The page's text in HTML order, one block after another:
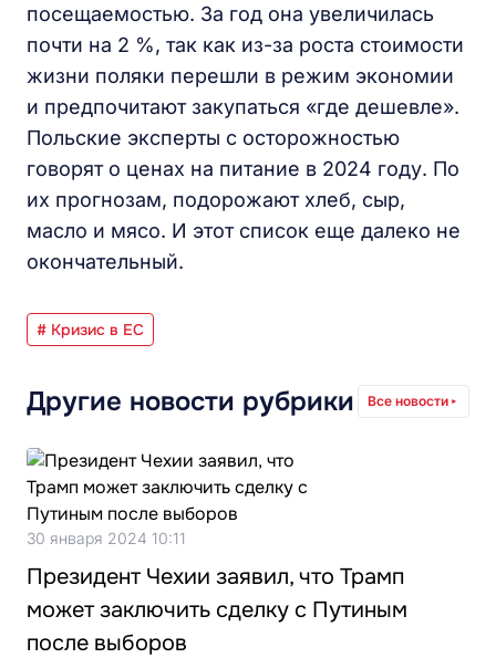
посещаемостью. За год она увеличилась
почти на 2 %, так как из-за роста стоимости
жизни поляки перешли в режим экономии
и предпочитают закупаться «где дешевле».
Польские эксперты с осторожностью
говорят о ценах на питание в 2024 году. По
их прогнозам, подорожают хлеб, сыр,
масло и мясо. И этот список еще далеко не
окончательный.
# Кризис в ЕС
Другие новости рубрики Все новости
30 января 2024 10:11
Президент Чехии заявил, что Трамп
может заключить сделку с Путиным
после выборов